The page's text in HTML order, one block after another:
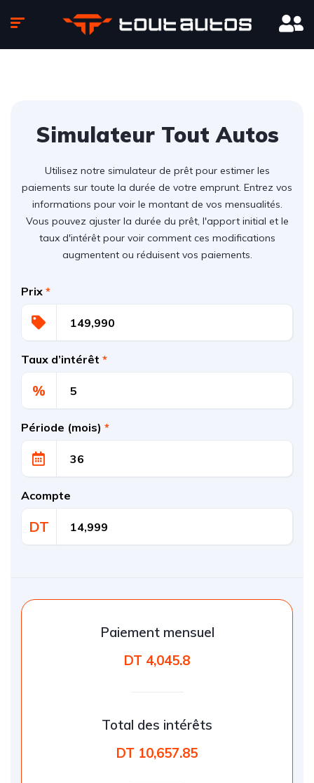
Simulateur Tout Autos
Utilisez notre simulateur de prêt pour estimer les
paiements sur toute la durée de votre emprunt. Entrez vos
informations pour voir le montant de vos mensualités.
Vous pouvez ajuster la durée du prêt, l'apport initial et le
taux d'intérêt pour voir comment ces modifications
augmentent ou réduisent vos paiements.
Prix *
Taux d’intérêt *
%
Période (mois) *
Acompte
DT
Paiement mensuel
DT 4,045.8
Total des intérêts
DT 10,657.85